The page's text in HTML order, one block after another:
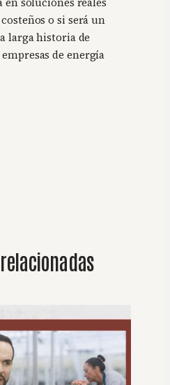
en soluciones reales
o si será un
larga historia de
de energía